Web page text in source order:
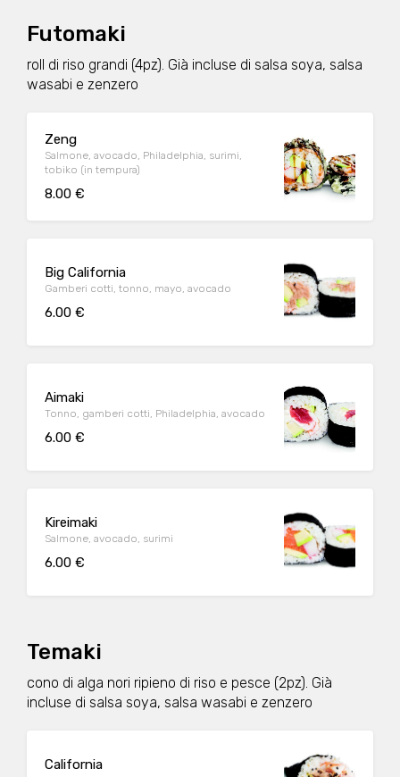
Futomaki
roll di riso grandi (4pz). Già incluse di salsa soya, salsa
wasabi e zenzero
Zeng
Salmone, avocado, Philadelphia, surimi,
tobiko (in tempura)
8.00 €
Big California
Gamberi cotti, tonno, mayo, avocado
6.00 €
Aimaki
Tonno, gamberi cotti, Philadelphia, avocado
6.00 €
Kireimaki
Salmone, avocado, surimi
6.00 €
Temaki
cono di alga nori ripieno di riso e pesce (2pz). Già
incluse di salsa soya, salsa wasabi e zenzero
California